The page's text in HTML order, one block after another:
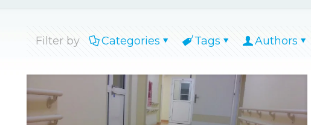
Filter by Categories Tags Authors